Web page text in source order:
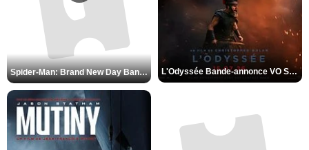
Spider-Man: Brand New Day Bande-annonce VO STFR L'Odyssée Bande-annonce VO STFR